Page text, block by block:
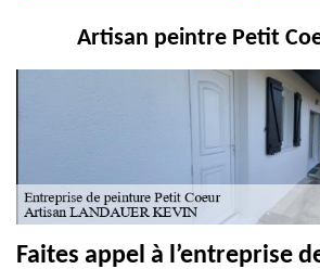
Artisan peintre Petit
Faites appel à l’entreprise